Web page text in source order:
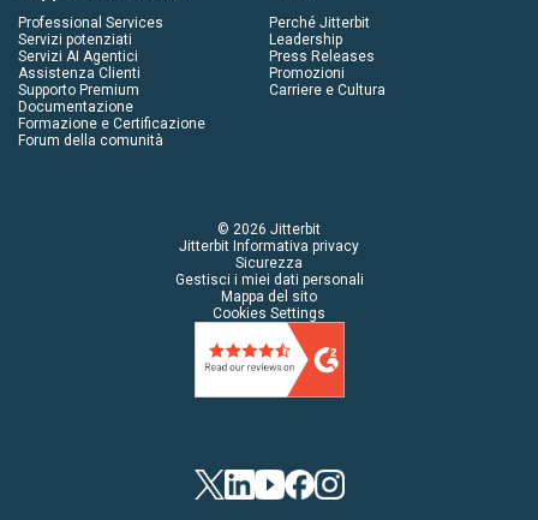
Professional Services
Servizi potenziati
Servizi AI Agentici
Assistenza Clienti
Supporto Premium
Documentazione
Formazione e Certificazione
Forum della comunità
Perché Jitterbit
Leadership
Press Releases
Promozioni
Carriere e Cultura
© 2026 Jitterbit
Jitterbit Informativa privacy
Sicurezza
Gestisci i miei dati personali
Mappa del sito
Cookies Settings
TwitterLinkedIn
YouTubeFacebook
Instagram